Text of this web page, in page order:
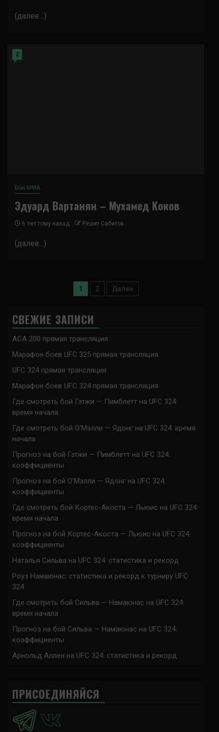
(далее…)
2
Бои ММА
Эдуард Вартанян – Мухамед Коков
6 лет тому назад Решит Сабитов
(далее…)
Пагинация
1 2 Далее
СВЕЖИЕ ЗАПИСИ
ACA 200 прямая трансляция
Марафон боев UFC 325 прямая трансляция
UFC 324 прямая трансляция
Марафон боев UFC 324 прямая трансляция
Где смотреть бой Гэтжи — Пимблетт на UFC 324:
время начала
Где смотреть бой О’Мэлли — Ядонг на UFC 324: время
начала
Прогноз на бой Гэтжи — Пимблетт на UFC 324:
коэффициенты
Прогноз на бой О’Мэлли — Ядонг на UFC 324:
коэффициенты
Где смотреть бой Кортес-Акоста — Льюис на UFC 324:
время начала
Прогноз на бой Кортес-Акоста — Льюис на UFC 324:
коэффициенты
Наталья Сильва на UFC 324: статистика и рекорд
Роуз Намаюнас: статистика и рекорд к турниру UFC
324
Где смотреть бой Сильва — Намаюнас на UFC 324:
время начала
Прогноз на бой Сильва — Намаюнас на UFC 324:
коэффициенты
Арнольд Аллен на UFC 324: статистика и рекорд
ПРИСОЕДИНЯЙСЯ